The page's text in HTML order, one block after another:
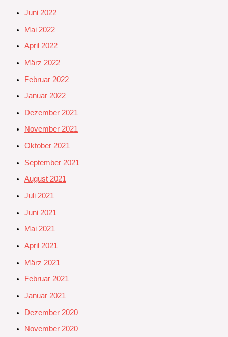
Juni 2022
Mai 2022
April 2022
März 2022
Februar 2022
Januar 2022
Dezember 2021
November 2021
Oktober 2021
September 2021
August 2021
Juli 2021
Juni 2021
Mai 2021
April 2021
März 2021
Februar 2021
Januar 2021
Dezember 2020
November 2020